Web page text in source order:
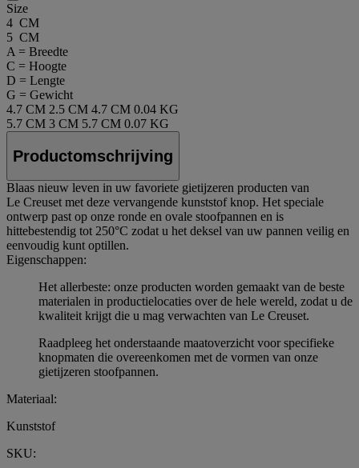
Size
4 CM
5 CM
A = Breedte
C = Hoogte
D = Lengte
G = Gewicht
4.7 CM 2.5 CM 4.7 CM 0.04 KG
5.7 CM 3 CM 5.7 CM 0.07 KG
Productomschrijving
Blaas nieuw leven in uw favoriete gietijzeren producten van
Le Creuset met deze vervangende kunststof knop. Het speciale
ontwerp past op onze ronde en ovale stoofpannen en is
hittebestendig tot 250°C zodat u het deksel van uw pannen veilig en
eenvoudig kunt optillen.
Eigenschappen:
Het allerbeste: onze producten worden gemaakt van de beste
materialen in productielocaties over de hele wereld, zodat u de
kwaliteit krijgt die u mag verwachten van Le Creuset.
Raadpleeg het onderstaande maatoverzicht voor specifieke
knopmaten die overeenkomen met de vormen van onze
gietijzeren stoofpannen.
Materiaal:
Kunststof
SKU: